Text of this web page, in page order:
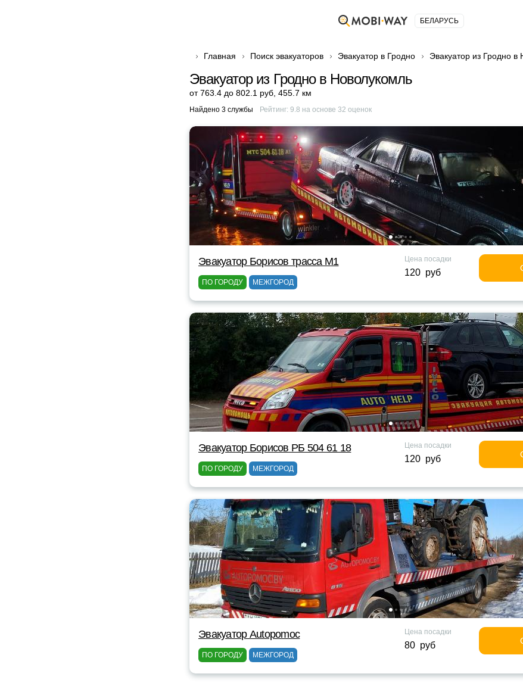
БЕЛАРУСЬ
Главная Поиск эвакуаторов Эвакуатор в Гродно Эвакуатор из Гродно в
Эвакуатор из Гродно в Новолукомль
от 763.4 до 802.1 руб 455.7 км
Найдено 3 службы Рейтинг: 9.8 на основе 32 оценок
Эвакуатор Борисов трасса М1
ПО ГОРОДУ МЕЖГОРОД
Цена посадки
120 руб
Эвакуатор Борисов РБ 504 61 18
ПО ГОРОДУ МЕЖГОРОД
Цена посадки
120 руб
Эвакуатор Autopomoc
ПО ГОРОДУ МЕЖГОРОД
Цена посадки
80 руб